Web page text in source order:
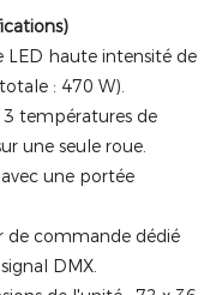
haute intensité de
: 470 W).
températures de
une seule roue.
une portée
commande dédié
DMX.